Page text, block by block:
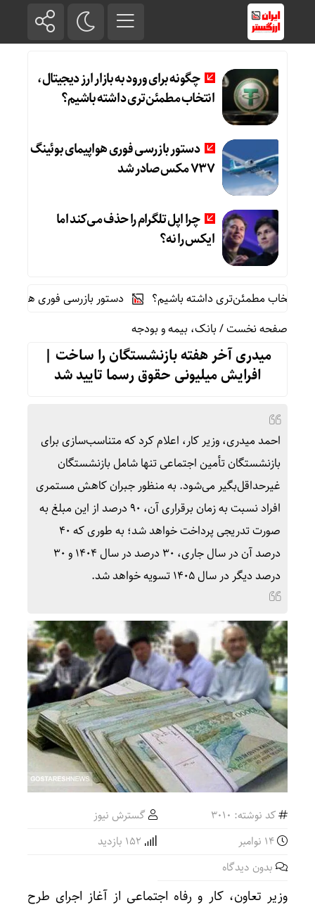
چگونه برای ورود به بازار ارز دیجیتال،
انتخاب مطمئن‌تری داشته باشیم؟
دستور بازرسی فوری هواپیمای بوئینگ
۷۳۷ مکس صادر شد
چرا اپل تلگرام را حذف می‌کند اما
ایکس را نه؟
مطمئن‌تری داشته باشیم؟
دستور بازرسی فوری هواپیمای بوئینگ ۷۳۷ مکس
صفحه نخست/بانک، بیمه و بودجه
میدری آخر هفته بازنشستگان را ساخت |
افرایش میلیونی حقوق رسما تایید شد
احمد میدری، وزیر کار، اعلام کرد که متناسب‌سازی برای
بازنشستگان تأمین اجتماعی تنها شامل بازنشستگان
غیرحداقل‌بگیر می‌شود. به منظور جبران کاهش مستمری
افراد نسبت به زمان برقراری آن، ۹۰ درصد از این مبلغ به
صورت تدریجی پرداخت خواهد شد؛ به طوری که ۴۰
درصد آن در سال جاری، ۳۰ درصد در سال ۱۴۰۴ و ۳۰
درصد دیگر در سال ۱۴۰۵ تسویه خواهد شد.
کد نوشته: 3010
گسترش نیوز
بدون دیدگاه
وزیر تعاون، کار و رفاه اجتماعی از آغاز ‌اجرای ‌طرح